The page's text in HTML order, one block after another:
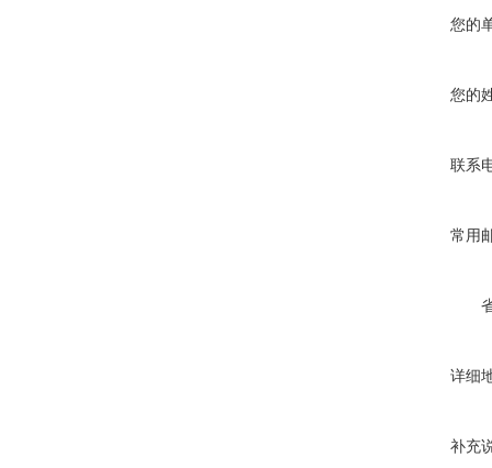
您的
您的
联系
常用
详细
补充